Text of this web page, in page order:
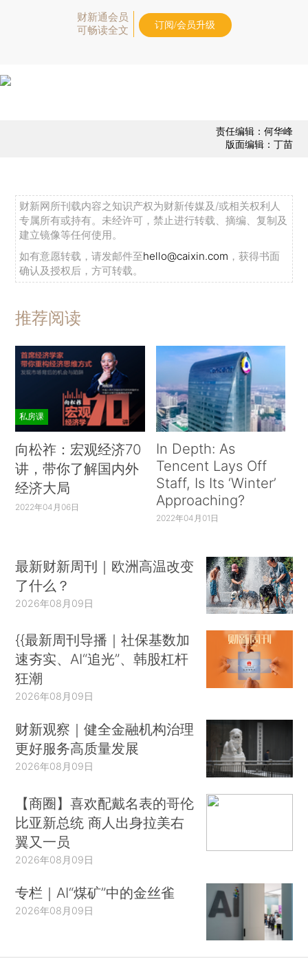
财新通会员
可畅读全文
订阅/会员升级
责任编辑：何华峰
版面编辑：丁苗
财新网所刊载内容之知识产权为财新传媒及/或相关权利人
专属所有或持有。未经许可，禁止进行转载、摘编、复制及
建立镜像等任何使用。
如有意愿转载，请发邮件至hello@caixin.com ，获得书面
确认及授权后，方可转载。
推荐阅读
私房课
向松祚：宏观经济70
讲，带你了解国内外
经济大局
2022年04月06日
In Depth: As
Tencent Lays Off
Staff, Is Its ‘Winter’
Approaching?
2022年04月01日
最新财新周刊｜欧洲高温改变
了什么？
2026年08月09日
{{最新周刊导播｜社保基数加
速夯实、AI“追光”、韩股杠杆
狂潮
2026年08月09日
财新观察｜健全金融机构治理
更好服务高质量发展
2026年08月09日
【商圈】喜欢配戴名表的哥伦
比亚新总统 商人出身拉美右
翼又一员
2026年08月09日
专栏｜AI“煤矿”中的金丝雀
2026年08月09日